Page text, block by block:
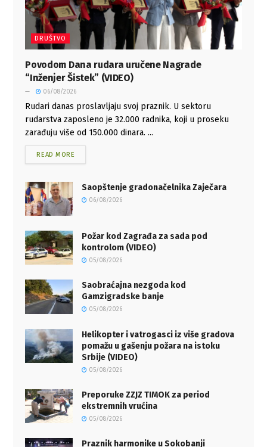
DRUŠTVO
Povodom Dana rudara uručene Nagrade
“Inženjer Šistek” (VIDEO)
06/08/2026
Rudari danas proslavljaju svoj praznik. U sektoru
rudarstva zaposleno je 32.000 radnika, koji u proseku
zarađuju više od 150.000 dinara. ...
READ MORE
Saopštenje gradonačelnika Zaječara
06/08/2026
Požar kod Zagrađa za sada pod
kontrolom (VIDEO)
05/08/2026
Saobraćajna nezgoda kod
Gamzigradske banje
05/08/2026
Helikopter i vatrogasci iz više gradova
pomažu u gašenju požara na istoku
Srbije (VIDEO)
05/08/2026
Preporuke ZZJZ TIMOK za period
ekstremnih vrućina
05/08/2026
Praznik harmonike u Sokobanji